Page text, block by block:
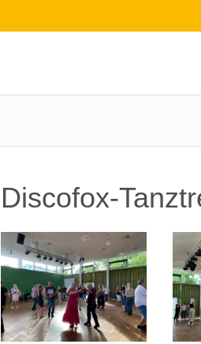
Discofox-